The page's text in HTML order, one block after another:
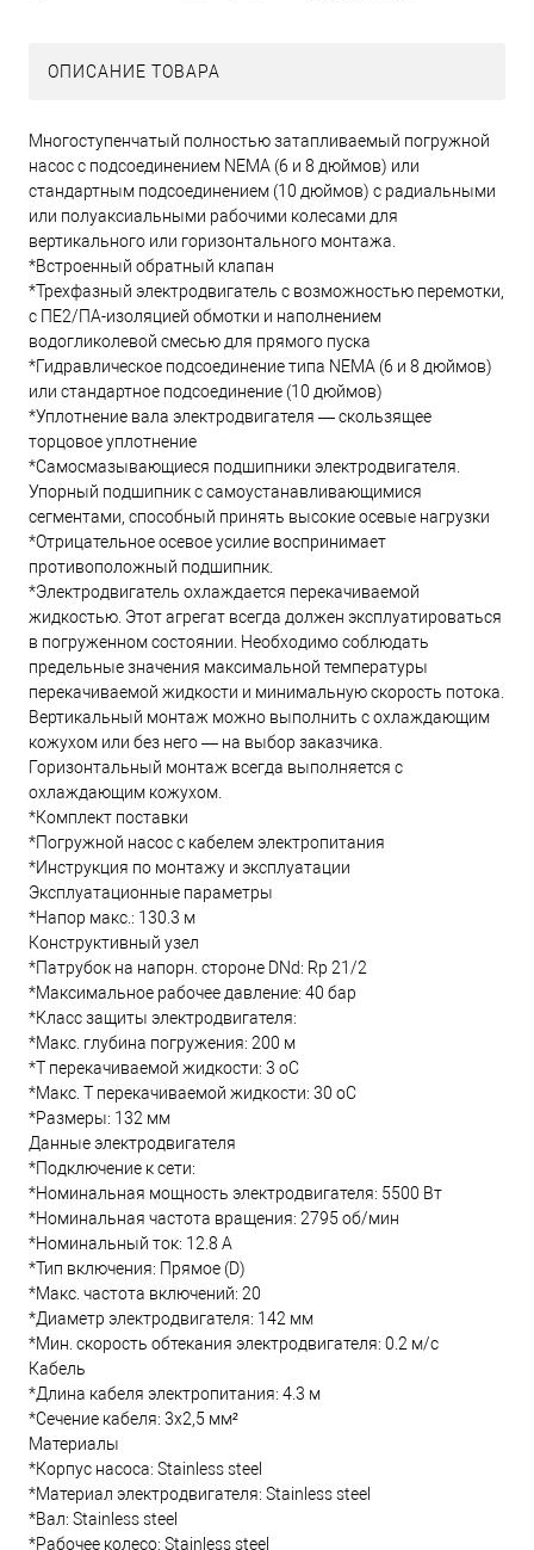
ОПИСАНИЕ ТОВАРА
Многоступенчатый полностью затапливаемый погружной
насос с подсоединением NEMA (6 и 8 дюймов) или
стандартным подсоединением (10 дюймов) с радиальными
или полуаксиальными рабочими колесами для
вертикального или горизонтального монтажа.
*Встроенный обратный клапан
*Трехфазный электродвигатель с возможностью перемотки,
с ПЕ2/ПА-изоляцией обмотки и наполнением
водогликолевой смесью для прямого пуска
*Гидравлическое подсоединение типа NEMA (6 и 8 дюймов)
или стандартное подсоединение (10 дюймов)
*Уплотнение вала электродвигателя — скользящее
торцовое уплотнение
*Самосмазывающиеся подшипники электродвигателя.
Упорный подшипник с самоустанавливающимися
сегментами, способный принять высокие осевые нагрузки
*Отрицательное осевое усилие воспринимает
противоположный подшипник.
*Электродвигатель охлаждается перекачиваемой
жидкостью. Этот агрегат всегда должен эксплуатироваться
в погруженном состоянии. Необходимо соблюдать
предельные значения максимальной температуры
перекачиваемой жидкости и минимальную скорость потока.
Вертикальный монтаж можно выполнить с охлаждающим
кожухом или без него — на выбор заказчика.
Горизонтальный монтаж всегда выполняется с
охлаждающим кожухом.
*Комплект поставки
*Погружной насос с кабелем электропитания
*Инструкция по монтажу и эксплуатации
Эксплуатационные параметры
*Напор макс.: 130.3 м
Конструктивный узел
*Патрубок на напорн. стороне DNd: Rp 21/2
*Максимальное рабочее давление: 40 бар
*Класс защиты электродвигателя:
*Макс. глубина погружения: 200 м
*Т перекачиваемой жидкости: 3 oC
*Макс. T перекачиваемой жидкости: 30 oC
*Размеры: 132 мм
Данные электродвигателя
*Подключение к сети:
*Номинальная мощность электродвигателя: 5500 Вт
*Номинальная частота вращения: 2795 об/мин
*Номинальный ток: 12.8 А
*Тип включения: Прямое (D)
*Макс. частота включений: 20
*Диаметр электродвигателя: 142 мм
*Мин. скорость обтекания электродвигателя: 0.2 м/с
Кабель
*Длина кабеля электропитания: 4.3 м
*Сечение кабеля: 3x2,5 мм²
Материалы
*Корпус насоса: Stainless steel
*Материал электродвигателя: Stainless steel
*Вал: Stainless steel
*Рабочее колесо: Stainless steel